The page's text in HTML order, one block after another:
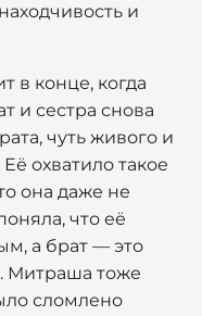
и
в конце, когда
и сестра снова
чуть живого и
охватило такое
она даже не
что её
а брат — это
Митраша тоже
сломлено